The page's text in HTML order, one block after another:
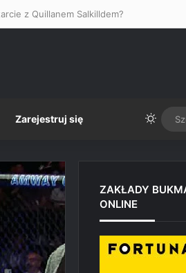
z Quillanem Salkilldem?
Zarejestruj się
ZAKŁADY
ONLINE